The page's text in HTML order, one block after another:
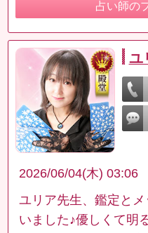
占い師の
ユ
2026/06/04(木) 03:06
ユリア先生、鑑定と
いました♪優しくて明